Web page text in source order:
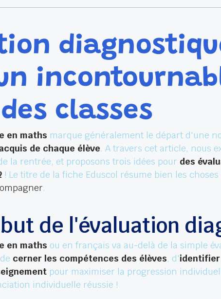
classes
en maths marque généralement le départ d'une
de chaque élève. A travers cet article, nous
la rentrée, et proposons trois idées pour des
! Le titre de la fiche Eduscol résume bien les choses
.
de l'évaluation
en maths ou en français va au-delà de la simple
cerner les compétences des élèves, d'
pour maximiser la progression
individuelle réussie !